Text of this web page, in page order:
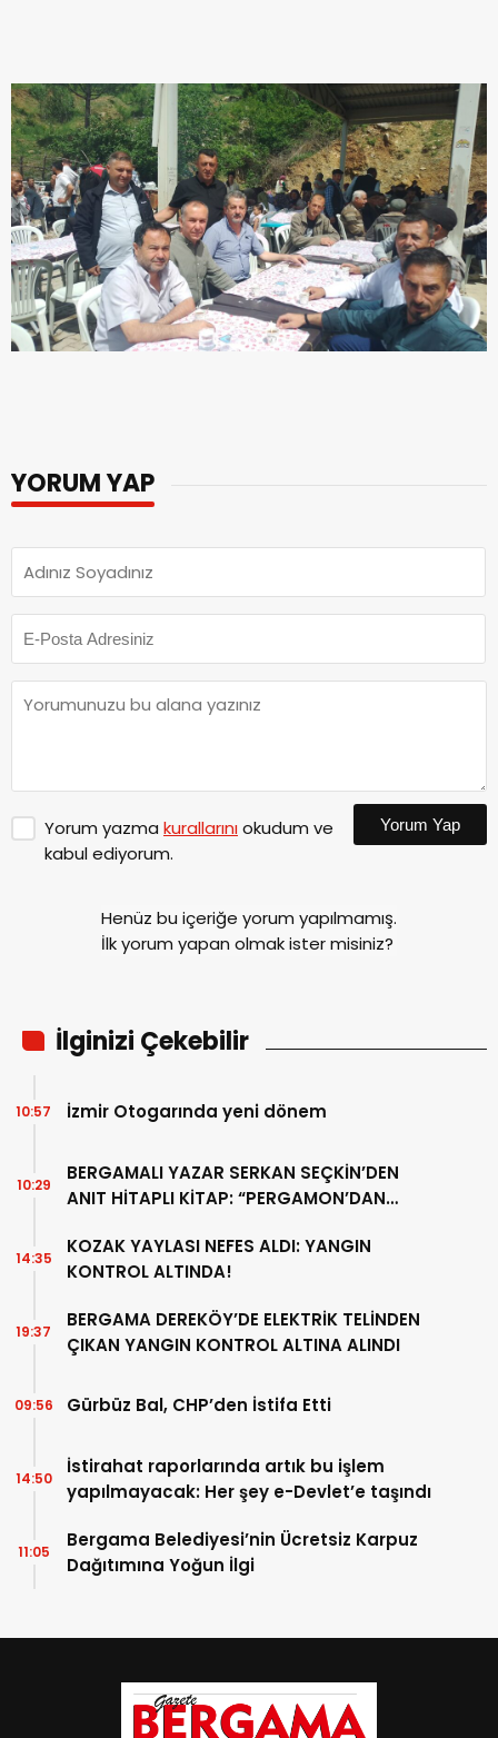
YORUM YAP
Yorum yazma kurallarınıokudum ve
kabul ediyorum.
Yorum Yap
Henüz bu içeriğe yorum yapılmamış.
İlk yorum yapan olmak ister misiniz?
İlginizi Çekebilir
İzmir Otogarında yeni dönem
10:57
BERGAMALI YAZAR SERKAN SEÇKİN’DEN
ANIT HİTAPLI KİTAP: “PERGAMON’DAN
10:29
KOZAK YAYLASI NEFES ALDI: YANGIN
KONTROL ALTINDA!
14:35
BERGAMA DEREKÖY’DE ELEKTRİK TELİNDEN
ÇIKAN YANGIN KONTROL ALTINA ALINDI
19:37
Gürbüz Bal, CHP’den İstifa Etti
09:56
İstirahat raporlarında artık bu işlem
yapılmayacak: Her şey e-Devlet’e taşındı
14:50
Bergama Belediyesi’nin Ücretsiz Karpuz
Dağıtımına Yoğun İlgi
11:05